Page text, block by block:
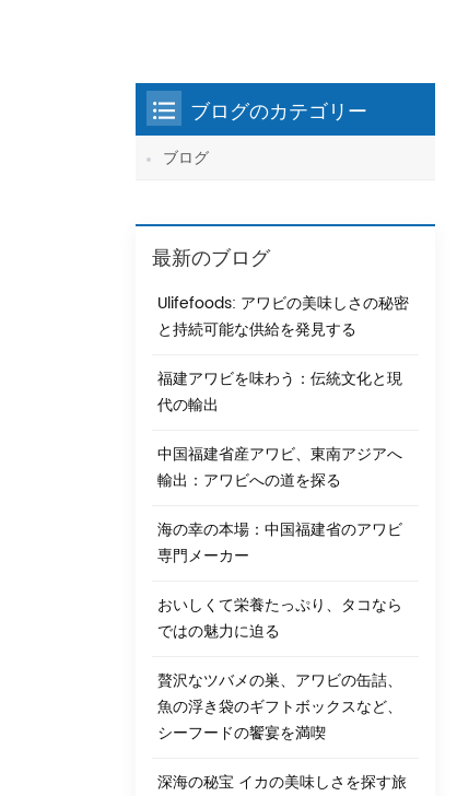
ブログのカテゴリー
ブログ
最新のブログ
Ulifefoods: アワビの美味しさの秘密
と持続可能な供給を発見する
福建アワビを味わう：伝統文化と現
代の輸出
中国福建省産アワビ、東南アジアへ
輸出：アワビへの道を探る
海の幸の本場：中国福建省のアワビ
専門メーカー
おいしくて栄養たっぷり、タコなら
ではの魅力に迫る
贅沢なツバメの巣、アワビの缶詰、
魚の浮き袋のギフトボックスなど、
シーフードの饗宴を満喫
深海の秘宝 イカの美味しさを探す旅